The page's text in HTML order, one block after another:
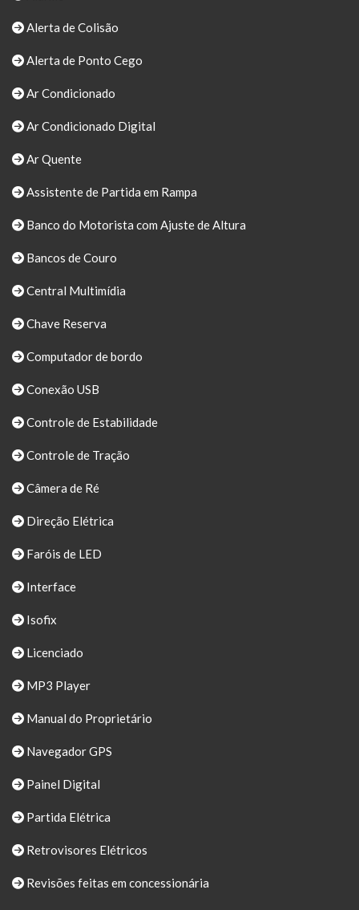
Alerta de Colisão
Alerta de Ponto Cego
Ar Condicionado
Ar Condicionado Digital
Ar Quente
Assistente de Partida em Rampa
Banco do Motorista com Ajuste de Altura
Bancos de Couro
Central Multimídia
Chave Reserva
Computador de bordo
Conexão USB
Controle de Estabilidade
Controle de Tração
Câmera de Ré
Direção Elétrica
Faróis de LED
Interface
Isofix
Licenciado
MP3 Player
Manual do Proprietário
Navegador GPS
Painel Digital
Partida Elétrica
Retrovisores Elétricos
Revisões feitas em concessionária